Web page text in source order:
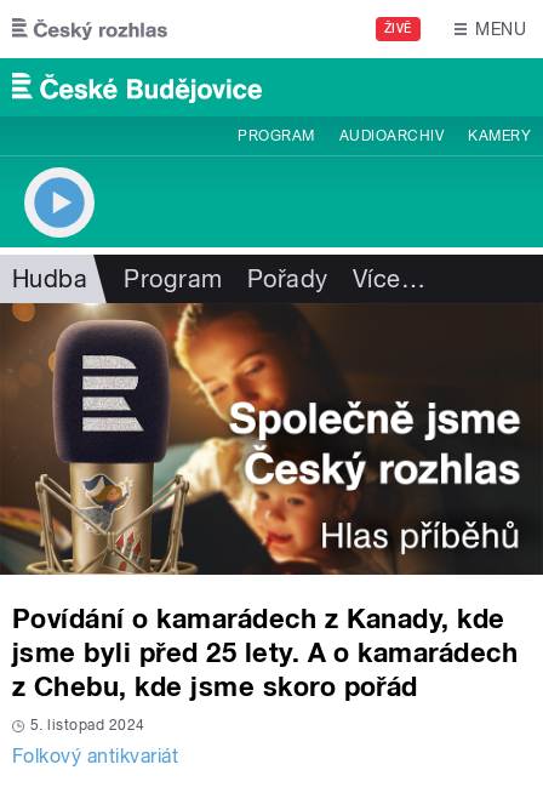
Přejít k hlavnímu obsahu
ŽIVĚ MENU
PROGRAM AUDIOARCHIV KAMERY
Hudba Program Pořady Více…
Povídání o kamarádech z Kanady, kde
jsme byli před 25 lety. A o kamarádech
z Chebu, kde jsme skoro pořád
5. listopad 2024
Folkový antikvariát